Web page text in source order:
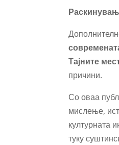
Тајните
причини.
Со оваа
мислење,
културната
туку